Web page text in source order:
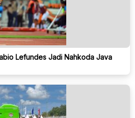
Lefundes Jadi Nahkoda Java